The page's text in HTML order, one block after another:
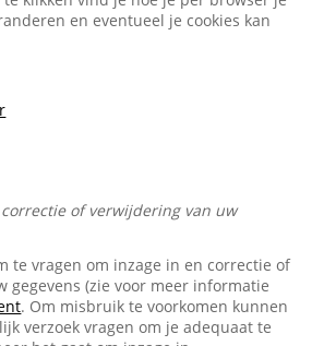
en eventueel je cookies kan
of verwijdering van uw
te vragen om inzage in en correctie of
gegevens (zie voor meer informatie
. Om misbruik te voorkomen kunnen
verzoek vragen om je adequaat te